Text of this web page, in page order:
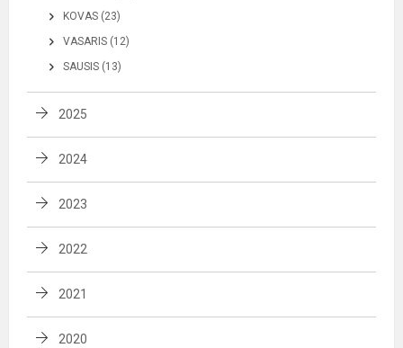
KOVAS (23)
VASARIS (12)
SAUSIS (13)
2025
2024
2023
2022
2021
2020